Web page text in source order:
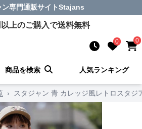
ン専門通販サイトStajans
上のご購入で送料無料
0 0
商品を検索 人気ランキング
› スタジャン 青 カレッジ風レトロスタジ